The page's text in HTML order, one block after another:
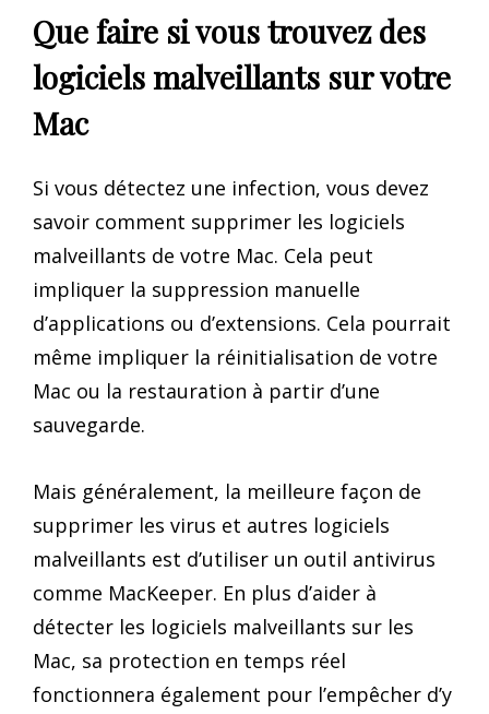
Que faire si vous trouvez des
logiciels malveillants sur votre
Mac
Si vous détectez une infection, vous devez
savoir comment supprimer les logiciels
malveillants de votre Mac. Cela peut
impliquer la suppression manuelle
d’applications ou d’extensions. Cela pourrait
même impliquer la réinitialisation de votre
Mac ou la restauration à partir d’une
sauvegarde.
Mais généralement, la meilleure façon de
supprimer les virus et autres logiciels
malveillants est d’utiliser un outil antivirus
comme MacKeeper. En plus d’aider à
détecter les logiciels malveillants sur les
Mac, sa protection en temps réel
fonctionnera également pour l’empêcher d’y